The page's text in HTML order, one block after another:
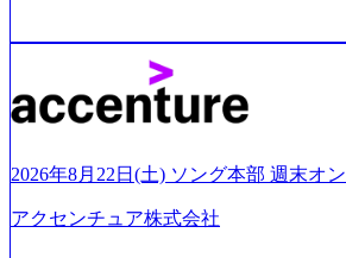
s/20240925162633_7242d0de-3e54-4f03-
0x644.webp レバレジーズ株式会社 会社
kerdeck.com/leverages/leverages-hui-she-
cai-yong-xiang-ke) 「働く人」「事業・
ー」など、レバレジーズのリアルを取
「外国人留学生等受入環境整備事業委
s://prtimes.jp/main/html/rd/p/
ジーズ、モチベーション管理システム
2026年8月22日(土) ソング本部 週末オ
アクセンチュア株式会社